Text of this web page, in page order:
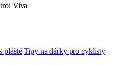
Viva
pláště Tipy na dárky pro cyklisty